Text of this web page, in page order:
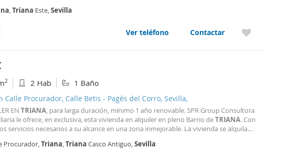
exterior cuenta con un gran ventanal que inunda
,Triana Este,Sevilla
Ver teléfono Contactar
2 2 Hab 1 Baño
Calle Procurador, Calle Betis - Pagés del Corro, Sevilla,
EN TRIANA, para larga duración, mínimo 1 año renovable. SPR Group Consultora
le ofrece, en exclusiva, esta vivienda en alquiler en pleno Barrio deTRIANA. Con
servicios necesarios a su alcance en una zona inmejorable. La vivienda se alquila
amueblada y equipada, baño
Procurador,Triana,Triana Casco Antiguo,Sevilla